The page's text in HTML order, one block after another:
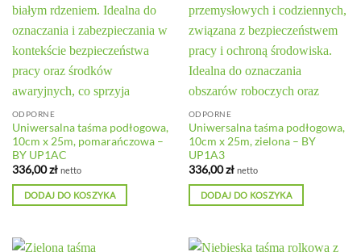
ODPORNE
Uniwersalna taśma podłogowa,
10cm x 25m, pomarańczowa –
BY UP1AC
336,00zł netto
DODAJ DO KOSZYKA
ODPORNE
Uniwersalna taśma podłogowa,
10cm x 25m, zielona – BY
UP1A3
336,00zł netto
DODAJ DO KOSZYKA